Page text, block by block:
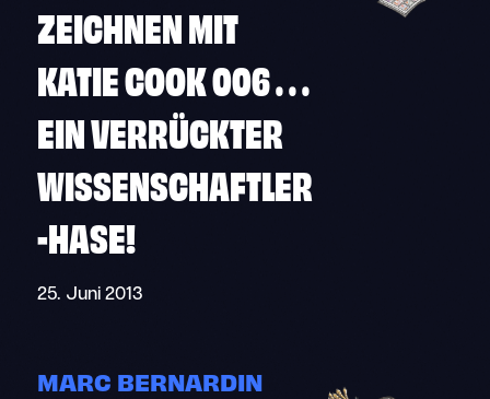
ZEICHNEN MIT
KATIE COOK 006 . . .
EIN VERRÜCKTER
WISSENSCHAFTLER
-HASE!
25. Juni 2013
MARC BERNARDIN